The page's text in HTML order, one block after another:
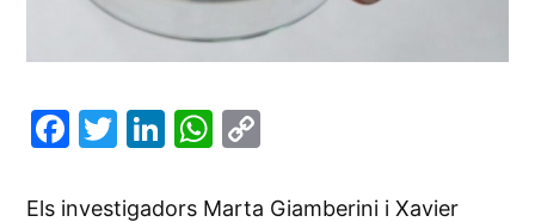
Facebook
Twitter
LinkedIn
WhatsApp
Els investigadors Marta Giamberini i Xavier